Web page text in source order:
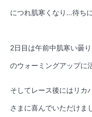
につれ肌寒くなり…待ち
2日目は午前中肌寒い曇
のウォーミングアップに
そしてレース後にはリカ
さまに喜んでいただけま